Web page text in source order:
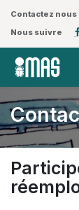
Contactez nous
Nous suivre